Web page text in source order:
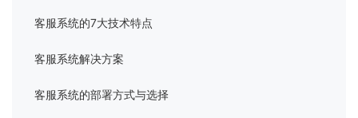
客服系统的7大技术特点
客服系统解决方案
客服系统的部署方式与选择